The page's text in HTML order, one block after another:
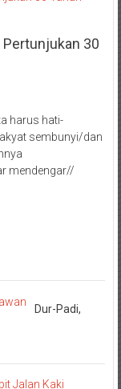
Pertunjukan 30
harus hati-
sembunyi/dan
mendengar//
Dur-Padi,